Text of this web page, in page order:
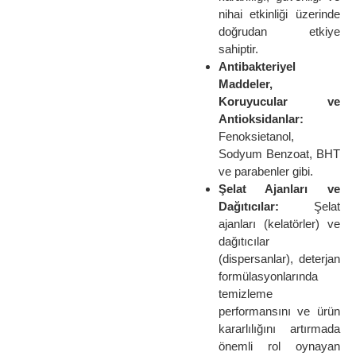
nihai etkinliği üzerinde
doğrudan etkiye
sahiptir.
Antibakteriyel
Maddeler,
Koruyucular ve
Antioksidanlar:
Fenoksietanol,
Sodyum Benzoat, BHT
ve parabenler gibi.
Şelat Ajanları ve
Dağıtıcılar: Şelat
ajanları (kelatörler) ve
dağıtıcılar
(dispersanlar), deterjan
formülasyonlarında
temizleme
performansını ve ürün
kararlılığını artırmada
önemli rol oynayan